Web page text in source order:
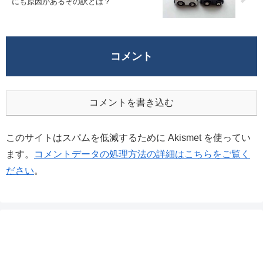
コメント
コメントを書き込む
このサイトはスパムを低減するために Akismet を使ってい
ます。
コメントデータの処理方法の詳細はこちらをご覧く
ださい。